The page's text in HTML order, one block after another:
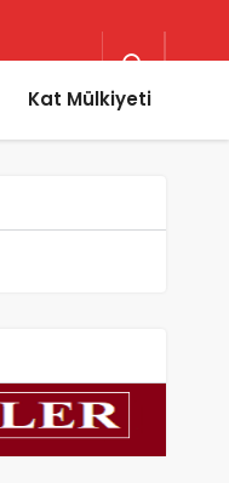
Kat Mülkiyeti